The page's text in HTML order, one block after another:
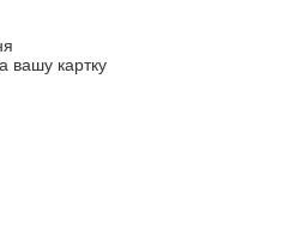
вашу картку